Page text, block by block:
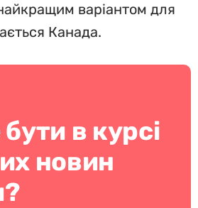
варіантом для
Канада.
в курсі
новин